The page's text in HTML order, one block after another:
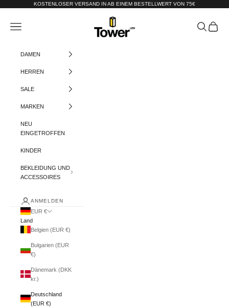
Zum Inhalt springenKOSTENLOSER VERSAND IN AB EINEM BESTELLWERT VON 75€
Tower-London.De
Menü Suchen
DAMEN
HERREN
SALE
MARKEN
NEU
EINGETROFFEN
KINDER
BEKLEIDUNG UND
ACCESSOIRES
ANMELDEN
EUR €
Land
Belgien (EUR €)
Bulgarien (EUR
€)
Dänemark (DKK
kr.)
Deutschland
(EUR €)